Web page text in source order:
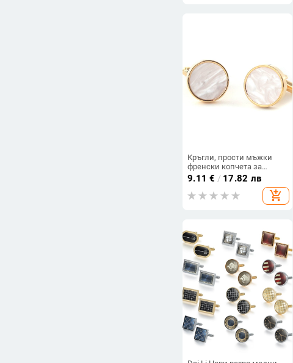
Кръгли, прости мъжки
френски копчета за
ръкавели, бизнес риза с
обвивка, 1 чифт, партида
9.11 € / 17.82 лв
add_shopping_cart